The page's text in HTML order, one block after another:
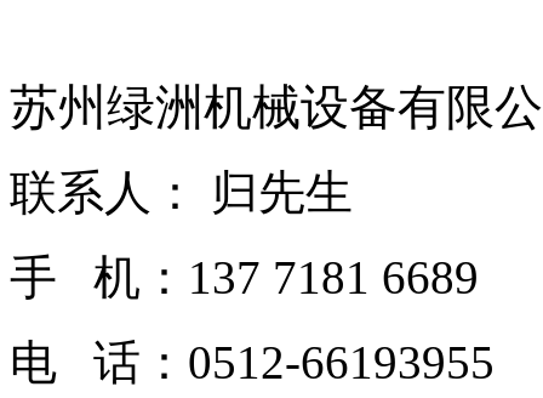
苏州绿洲机械设备有限
联系人： 归先生
手 机：137 7181 6689
电 话：0512-66193955